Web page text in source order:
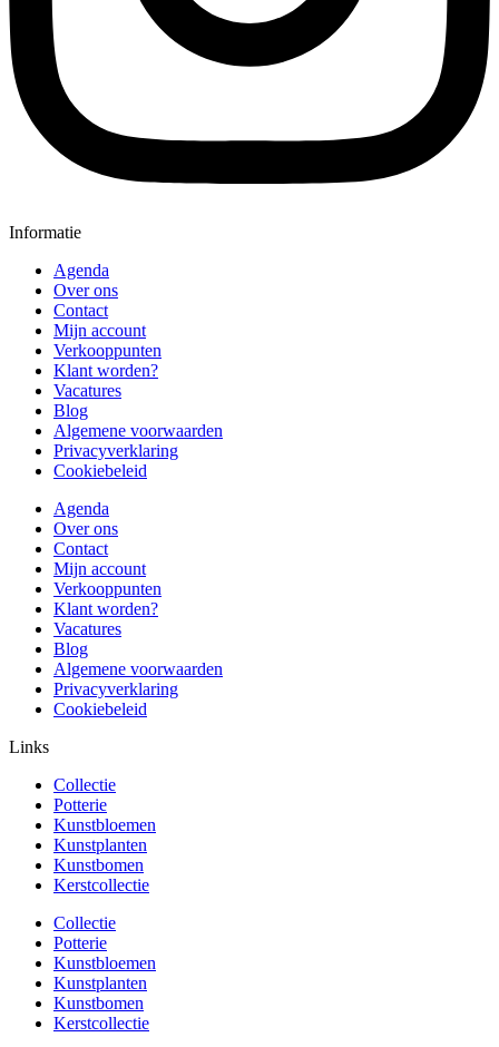
Informatie
Agenda
Over ons
Contact
Mijn account
Verkooppunten
Klant worden?
Vacatures
Blog
Algemene voorwaarden
Privacyverklaring
Cookiebeleid
Agenda
Over ons
Contact
Mijn account
Verkooppunten
Klant worden?
Vacatures
Blog
Algemene voorwaarden
Privacyverklaring
Cookiebeleid
Links
Collectie
Potterie
Kunstbloemen
Kunstplanten
Kunstbomen
Kerstcollectie
Collectie
Potterie
Kunstbloemen
Kunstplanten
Kunstbomen
Kerstcollectie